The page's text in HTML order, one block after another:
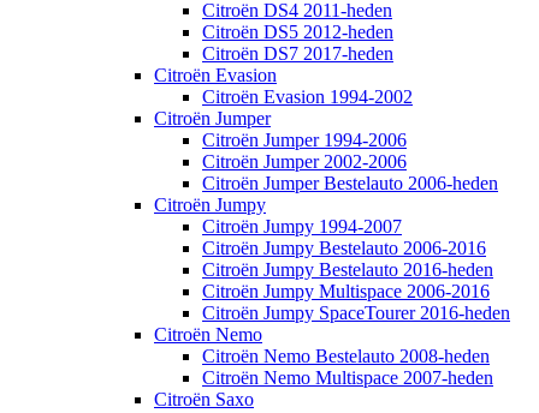
Citroën DS4 2011-heden
Citroën DS5 2012-heden
Citroën DS7 2017-heden
Citroën Evasion
Citroën Evasion 1994-2002
Citroën Jumper
Citroën Jumper 1994-2006
Citroën Jumper 2002-2006
Citroën Jumper Bestelauto 2006-heden
Citroën Jumpy
Citroën Jumpy 1994-2007
Citroën Jumpy Bestelauto 2006-2016
Citroën Jumpy Bestelauto 2016-heden
Citroën Jumpy Multispace 2006-2016
Citroën Jumpy SpaceTourer 2016-heden
Citroën Nemo
Citroën Nemo Bestelauto 2008-heden
Citroën Nemo Multispace 2007-heden
Citroën Saxo